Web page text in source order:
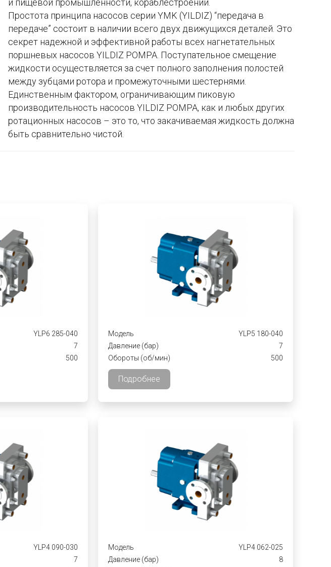
и пищевой промышленности, кораблестроении.
Простота принципа насосов серии YMK (YILDIZ) “передача в
передаче” состоит в наличии всего двух движущихся деталей. Это
секрет надежной и эффективной работы всех нагнетательных
поршневых насосов YILDIZ POMPA. Поступательное смещение
жидкости осуществляется за счет полного заполнения полостей
между зубцами ротора и промежуточными шестернями.
Единственным фактором, ограничивающим пиковую
производительность насосов YILDIZ POMPA, как и любых других
ротационных насосов – это то, что закачиваемая жидкость должна
быть сравнительно чистой.
YLP6 285-040
7
500
Модель
YLP5 180-040
Давление (бар)
7
Обороты (об/мин)
500
Подробнее
YLP4 090-030
7
Модель
YLP4 062-025
Давление (бар)
8